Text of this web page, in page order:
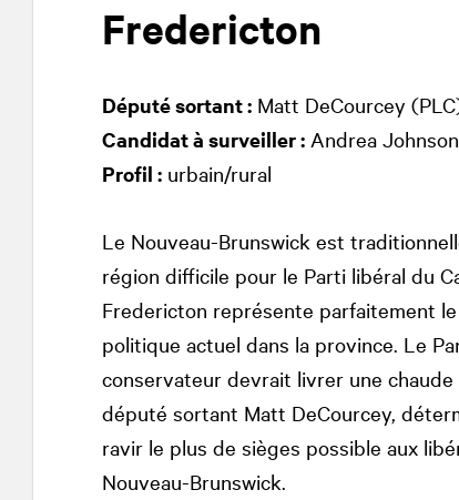
Fredericton
Député sortant :Matt DeCourcey
Candidat à surveiller :Andrea
Profil :urbain/rural
Le Nouveau-Brunswick est
région difficile pour le Parti libéral du
Fredericton représente parfaitement
politique actuel dans la province. Le
conservateur devrait livrer une
député sortant Matt DeCourcey,
ravir le plus de sièges possible aux
Nouveau-Brunswick.